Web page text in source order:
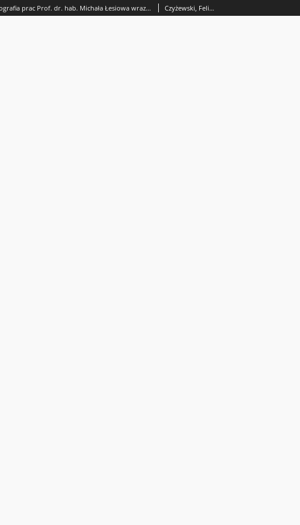
Bibliografia prac Prof. dr. hab. Michała Łesiowa wraz z wykazem wykonanych pod jego kierunkiem prac magisterskich i doktorskich (1988-1997) Czyżewski, Feliks (1949- ).; Sajewicz, Michał (1949- ).